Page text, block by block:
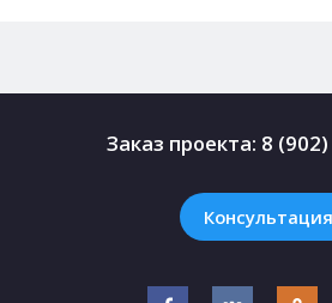
Заказ проекта: 8
Консультация